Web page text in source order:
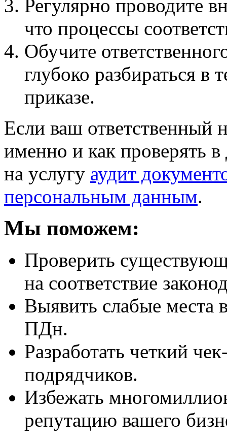
Регулярно проводите
что процессы
Обучите
глубоко разбираться в
приказе.
Если ваш ответственный
именно и как проверять
на услугу аудит
персональным данным.
Мы поможем:
Проверить
на соответствие
Выявить слабые места
ПДн.
Разработать четкий
подрядчиков.
Избежать
репутацию вашего